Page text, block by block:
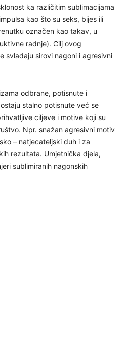
ka različitim sublimacijama
kao što su seks, bijes ili
označen kao takav, u
radnje). Cilj ovog
svladaju sirovi nagoni i agresivni
odbrane, potisnute i
stalno potisnute već se
ciljeve i motive koji su
Npr. snažan agresivni motiv
– natjecateljski duh i za
rezultata. Umjetnička djela,
sublimiranih nagonskih